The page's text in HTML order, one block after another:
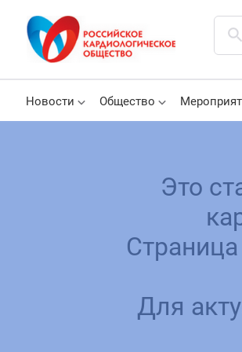
Новости Общество
Это
Для